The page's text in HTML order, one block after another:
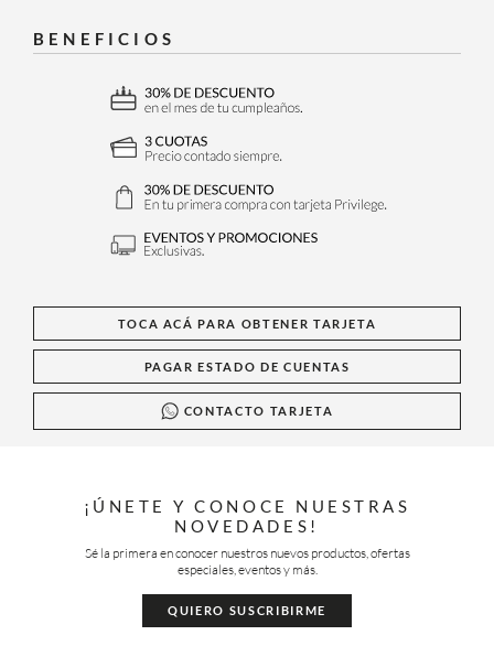
BENEFICIOS
TOCA ACÁ PARA OBTENER TARJETA
PAGAR ESTADO DE CUENTAS
CONTACTO TARJETA
¡ÚNETE Y CONOCE NUESTRAS
NOVEDADES!
Sé la primera en conocer nuestros nuevos productos, ofertas
especiales, eventos y más.
QUIERO SUSCRIBIRME